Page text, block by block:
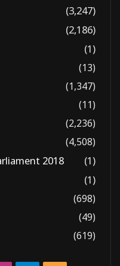
(3,247)
(2,186)
(1)
(13)
(1,347)
(11)
(2,236)
(4,508)
2018
(1)
(1)
(698)
(49)
(619)